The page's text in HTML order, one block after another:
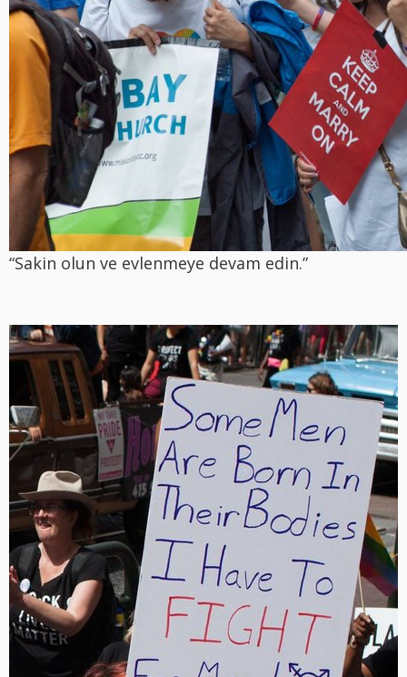
“Sakin olun ve evlenmeye devam edin.”